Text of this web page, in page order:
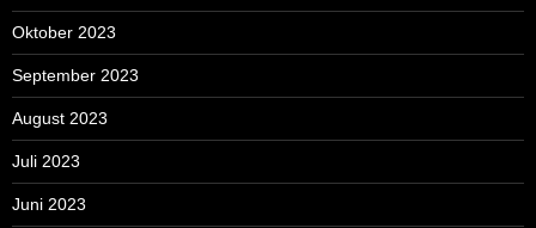
Oktober 2023
September 2023
August 2023
Juli 2023
Juni 2023